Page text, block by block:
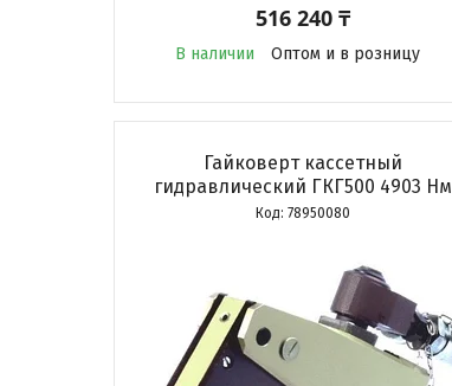
516 240 ₸
В наличии Оптом и в розницу
Гайковерт касcетный
гидравлический ГКГ500 4903 Нм
78950080